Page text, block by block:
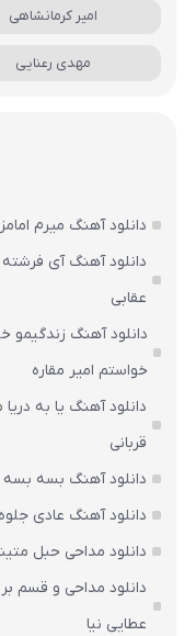
امیر کرمانشاهی
مهدی رعنایی
دانلود آهنگ میرم
دانلود آهنگ آی
عقابی
دانلود آهنگ
خواستم امیر مقاره
دانلود آهنگ یا به
قربانی
دانلود آهنگ بسه بسه
دانلود آهنگ عادی
دانلود مداحی حبل
دانلود مداحی و قسم
عطایی نیا